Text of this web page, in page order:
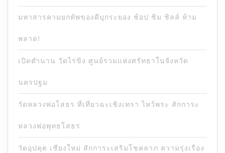
มหาสารคามยกทัพของดีบุกระยอง ช้อป ชิม ชิลล์ ห้าม
พลาด!
เปิดตำนาน วัดไร่ขิง ศูนย์รวมแห่งศรัทธาในจังหวัด
นครปฐม
วัดหลวงพ่อโสธร ที่เที่ยวฉะเชิงเทรา ไหว้พระ สักการะ
หลวงพ่อพุทธโสธร
วัดอุปคุต เชียงใหม่ สักการะเสริมโชคลาภ ความรุ่งเรือง